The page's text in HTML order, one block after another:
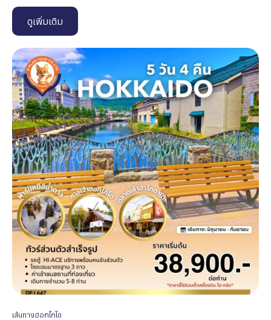
ดูเพิ่มเติม
เส้นทางฮอกไกโด